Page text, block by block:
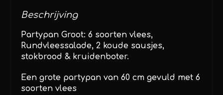
Beschrijving
Partypan Groot: 6 soorten vlees,
Rundvleessalade, 2 koude sausjes,
stokbrood & kruidenboter.
Een grote partypan van 60 cm gevuld met 6
soorten vlees